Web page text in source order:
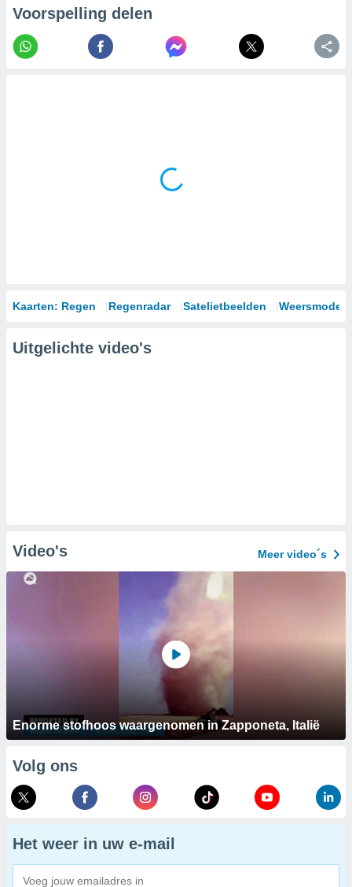
Voorspelling delen
Kaarten: Regen Regenradar Satelietbeelden
Uitgelichte video's
Video's Meer video´s
Enorme stofhoos waargenomen in Zapponeta, Italië
Volg ons
Het weer in uw e-mail